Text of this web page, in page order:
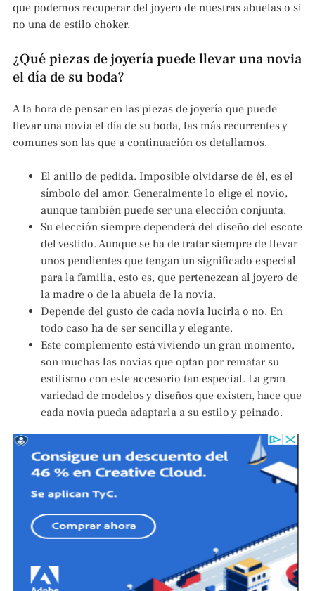
que podemos recuperar del joyero de nuestras abuelas o si
no una de estilo choker.
¿Qué piezas de joyería puede llevar una novia
el día de su boda?
A la hora de pensar en las piezas de joyería que puede
llevar una novia el día de su boda, las más recurrentes y
comunes son las que a continuación os detallamos.
El anillo de pedida. Imposible olvidarse de él, es el
símbolo del amor. Generalmente lo elige el novio,
aunque también puede ser una elección conjunta.
Su elección siempre dependerá del diseño del escote
del vestido. Aunque se ha de tratar siempre de llevar
unos pendientes que tengan un significado especial
para la familia, esto es, que pertenezcan al joyero de
la madre o de la abuela de la novia.
Depende del gusto de cada novia lucirla o no. En
todo caso ha de ser sencilla y elegante.
Este complemento está viviendo un gran momento,
son muchas las novias que optan por rematar su
estilismo con este accesorio tan especial. La gran
variedad de modelos y diseños que existen, hace que
cada novia pueda adaptarla a su estilo y peinado.